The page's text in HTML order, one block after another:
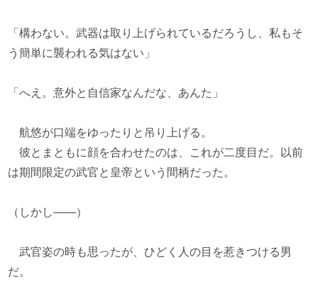
「構わない。武器は取り上げられているだろうし、私もそ
う簡単に襲われる気はない」
「へえ。意外と自信家なんだな、あんた」
航悠が口端をゆったりと吊り上げる。
彼とまともに顔を合わせたのは、これが二度目だ。以前
は期間限定の武官と皇帝という間柄だった。
（しかし――）
武官姿の時も思ったが、ひどく人の目を惹きつける男
だ。